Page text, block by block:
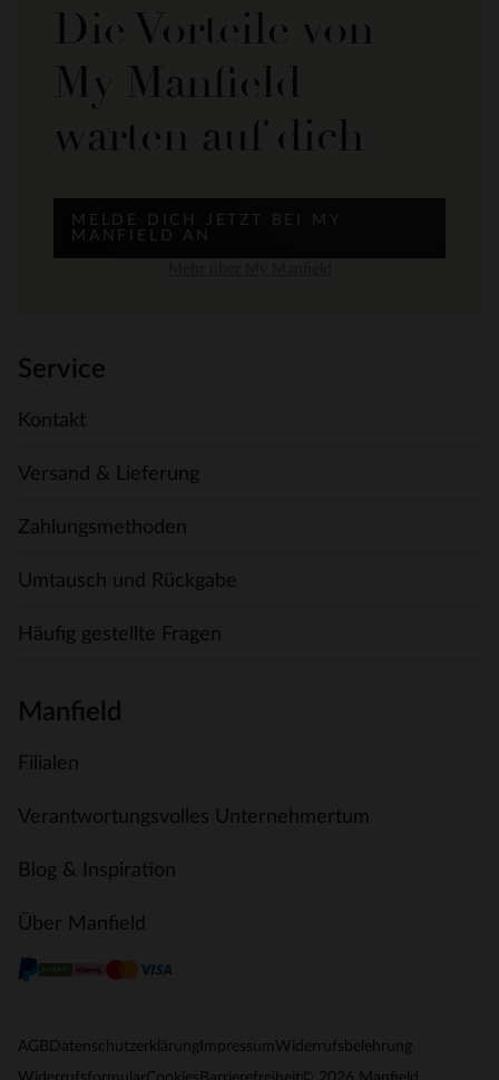
Die Vorteile von
My Manfield
warten auf dich
MELDE DICH JETZT BEI MY
MANFIELD AN
Service
Kontakt
Versand & Lieferung
Zahlungsmethoden
Umtausch und Rückgabe
Häufig gestellte Fragen
Manfield
Filialen
Verantwortungsvolles Unternehmertum
Blog & Inspiration
Über Manfield
AGB Datenschutzerklärung Impressum Widerrufsbelehrung